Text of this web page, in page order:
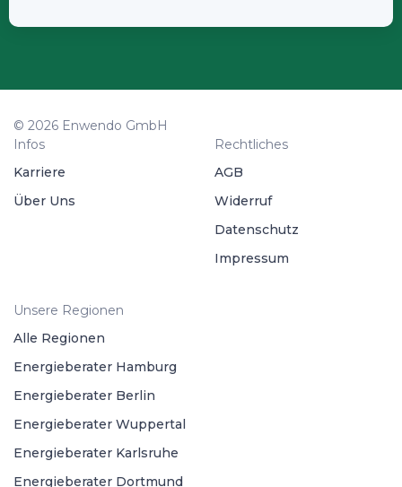
© 2026 Enwendo GmbH
Infos
Karriere
Über Uns
Rechtliches
AGB
Widerruf
Datenschutz
Impressum
Unsere Regionen
Alle Regionen
Energieberater Hamburg
Energieberater Berlin
Energieberater Wuppertal
Energieberater Karlsruhe
Energieberater Dortmund